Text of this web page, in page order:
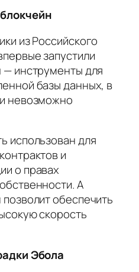
из Российского
запустили
— инструменты для
базы данных, в
невозможно
использован для
и
о правах
А
обеспечить
скорость
Эбола